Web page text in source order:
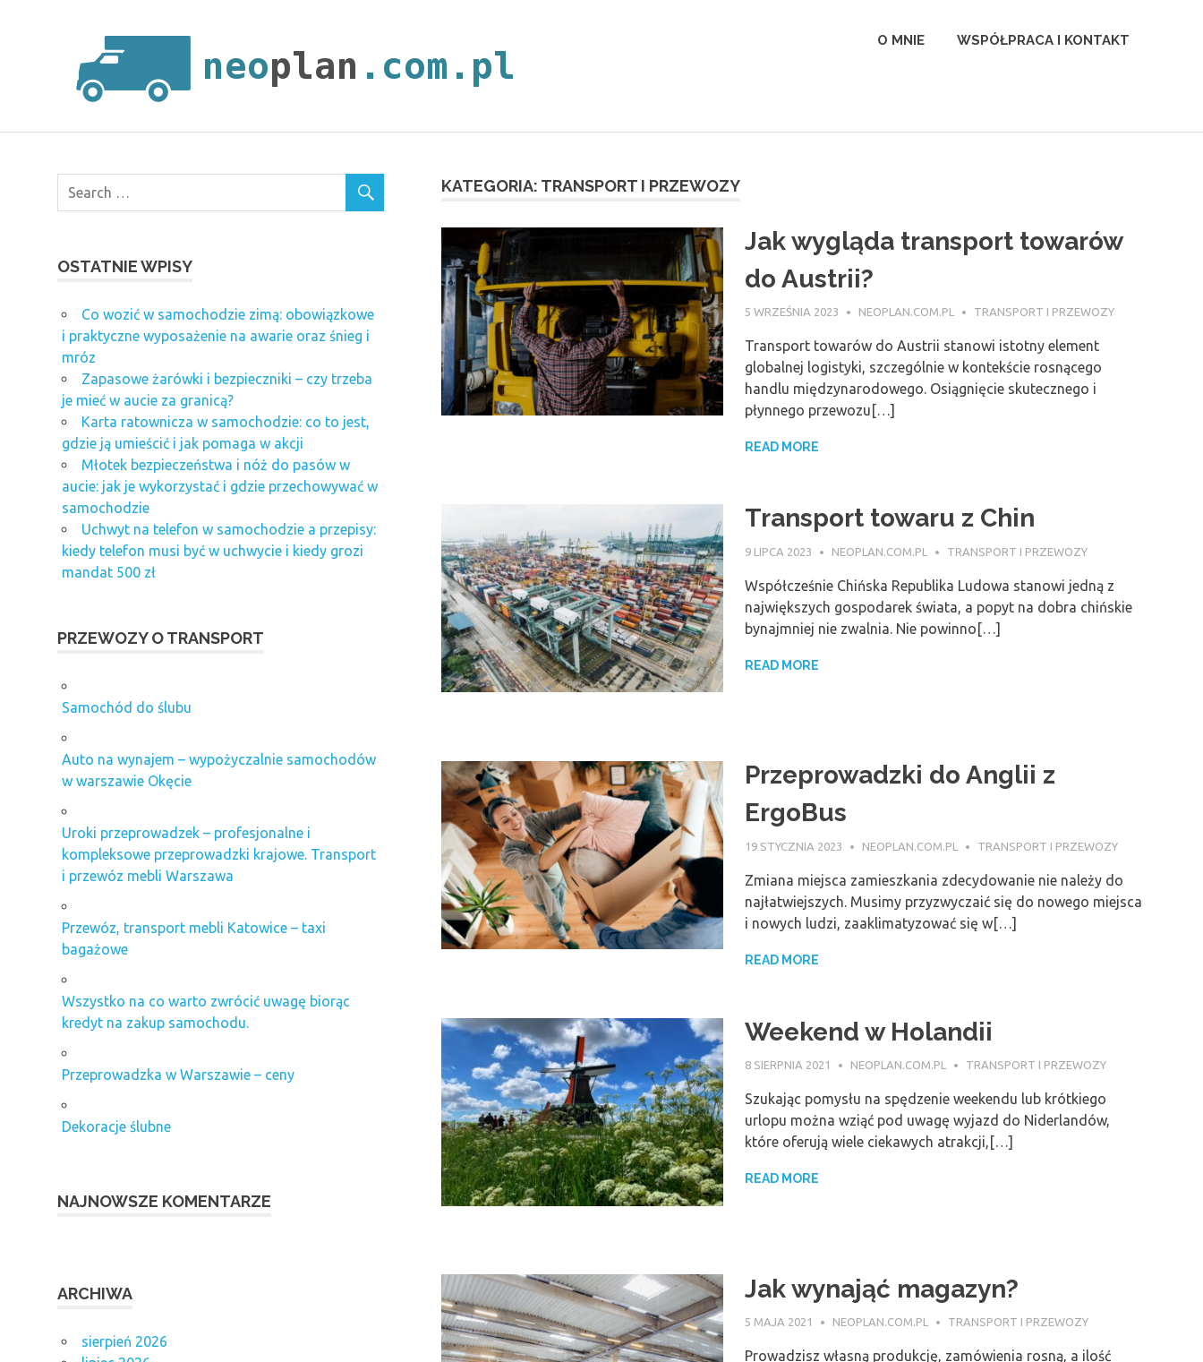
O MNIE WSPÓŁPRACA I KONTAKT
KATEGORIA: TRANSPORT I PRZEWOZY
Jak wygląda transport towarów
do Austrii?
5 WRZEŚNIA 2023 NEOPLAN.COM.PL TRANSPORT I PRZEWOZY
Transport towarów do Austrii stanowi istotny element
globalnej logistyki, szczególnie w kontekście rosnącego
handlu międzynarodowego. Osiągnięcie skutecznego i
płynnego przewozu[…]
READ MORE
Transport towaru z Chin
9 LIPCA 2023 NEOPLAN.COM.PL TRANSPORT I PRZEWOZY
Współcześnie Chińska Republika Ludowa stanowi jedną z
największych gospodarek świata, a popyt na dobra chińskie
bynajmniej nie zwalnia. Nie powinno[…]
READ MORE
Przeprowadzki do Anglii z
ErgoBus
19 STYCZNIA 2023 NEOPLAN.COM.PL TRANSPORT I PRZEWOZY
Zmiana miejsca zamieszkania zdecydowanie nie należy do
najłatwiejszych. Musimy przyzwyczaić się do nowego miejsca
i nowych ludzi, zaaklimatyzować się w[…]
READ MORE
Weekend w Holandii
8 SIERPNIA 2021 NEOPLAN.COM.PL TRANSPORT I PRZEWOZY
Szukając pomysłu na spędzenie weekendu lub krótkiego
urlopu można wziąć pod uwagę wyjazd do Niderlandów,
które oferują wiele ciekawych atrakcji,[…]
READ MORE
Jak wynająć magazyn?
5 MAJA 2021 NEOPLAN.COM.PL TRANSPORT I PRZEWOZY
Prowadzisz własną produkcję, zamówienia rosną, a ilość
OSTATNIE WPISY
Co wozić w samochodzie zimą: obowiązkowe
i praktyczne wyposażenie na awarie oraz śnieg i
mróz
Zapasowe żarówki i bezpieczniki – czy trzeba
je mieć w aucie za granicą?
Karta ratownicza w samochodzie: co to jest,
gdzie ją umieścić i jak pomaga w akcji
Młotek bezpieczeństwa i nóż do pasów w
aucie: jak je wykorzystać i gdzie przechowywać w
samochodzie
Uchwyt na telefon w samochodzie a przepisy:
kiedy telefon musi być w uchwycie i kiedy grozi
mandat 500 zł
PRZEWOZY O TRANSPORT
Samochód do ślubu
Auto na wynajem – wypożyczalnie samochodów
w warszawie Okęcie
Uroki przeprowadzek – profesjonalne i
kompleksowe przeprowadzki krajowe. Transport
i przewóz mebli Warszawa
Przewóz, transport mebli Katowice – taxi
bagażowe
Wszystko na co warto zwrócić uwagę biorąc
kredyt na zakup samochodu.
Przeprowadzka w Warszawie – ceny
Dekoracje ślubne
NAJNOWSZE KOMENTARZE
ARCHIWA
sierpień 2026